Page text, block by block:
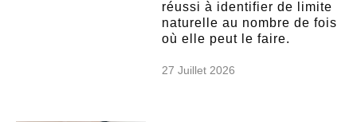
réussi à identifier de limite
naturelle au nombre de fois
où elle peut le faire.
27 Juillet 2026